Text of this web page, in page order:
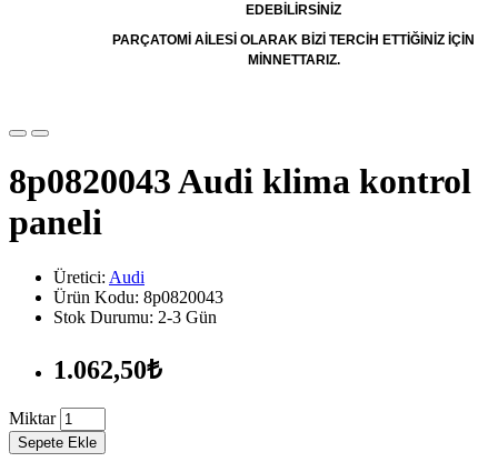
EDEBİLİRSİNİZ
PARÇATOMİ AİLESİ OLARAK BİZİ TERCİH ETTİĞİNİZ İÇİN
MİNNETTARIZ.
8p0820043 Audi klima kontrol
paneli
Üretici: Audi
Ürün Kodu: 8p0820043
Stok Durumu: 2-3 Gün
1.062,50₺
Miktar
Sepete Ekle